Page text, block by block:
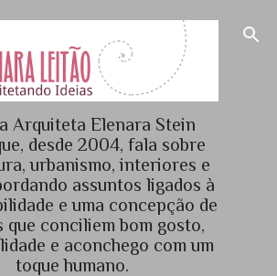
o conteúdo principal
Arquiteta Elenara Stein
desde 2004, fala sobre
urbanismo, interiores e
assuntos ligados à
e uma concepção de
que conciliem bom gosto,
e aconchego com um
toque humano.